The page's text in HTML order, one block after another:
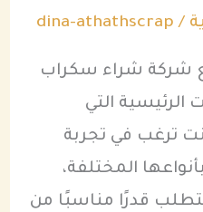
/
dina-athathscrap
شركة شراء سكراب
التي
ترغب في تجربة
المختلفة،
قدرًا مناسبًا من